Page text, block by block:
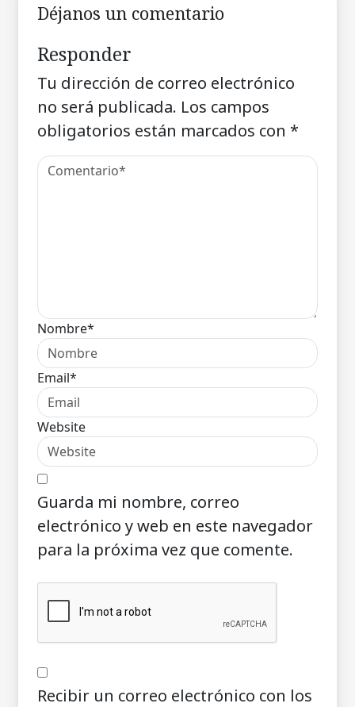
Déjanos un comentario
Responder
Tu dirección de correo electrónico
no será publicada. Los campos
obligatorios están marcados con *
Nombre*
Email*
Website
Guarda mi nombre, correo
electrónico y web en este navegador
para la próxima vez que comente.
Recibir un correo electrónico con los